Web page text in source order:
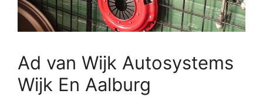
Ad van Wijk Autosystems
Wijk En Aalburg